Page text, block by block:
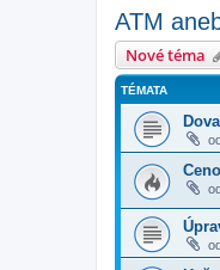
ATM
Nové téma
TÉMATA